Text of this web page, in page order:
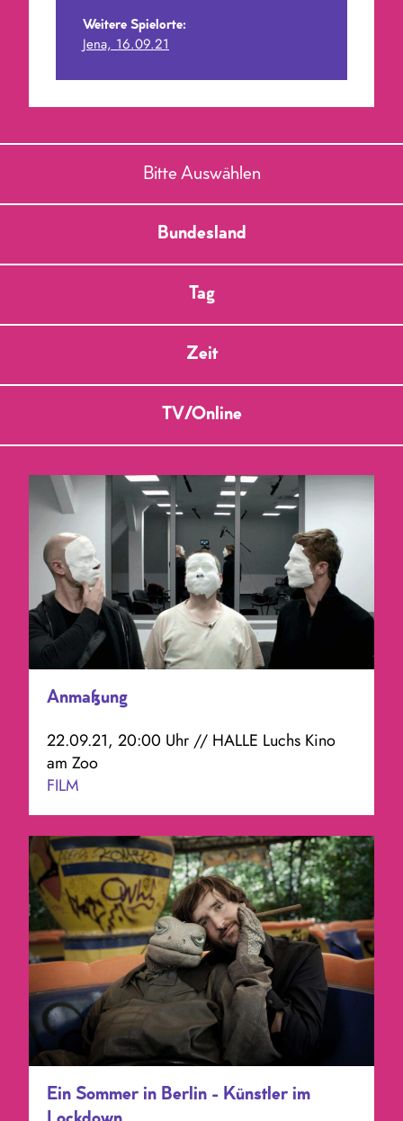
Teil des Events “Ostthüringer
Dokfilmwochen”.
Ausgezeichnet mit dem Prädikat
„besonders wertvoll“ derDeutschen Film-
Weitere Spielorte:
Jena, 16.09.21
Bitte Auswählen
Bundesland
Tag
Zeit
TV/Online
Anmaßung
22.09.21, 20:00 Uhr // HALLE Luchs Kino
am Zoo
FILM
Ein Sommer in Berlin - Künstler im